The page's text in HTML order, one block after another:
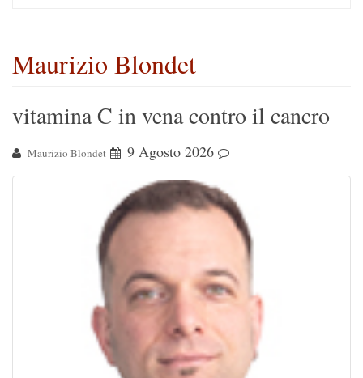
Maurizio Blondet
vitamina C in vena contro il cancro
Maurizio Blondet 9 Agosto 2026